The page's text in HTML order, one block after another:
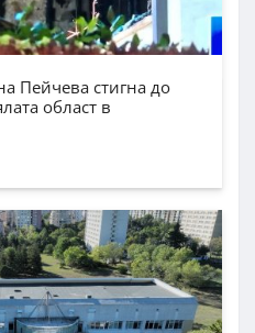
Пейчева стигна до
област в